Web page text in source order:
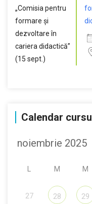
Calendar
M M
27 28 29